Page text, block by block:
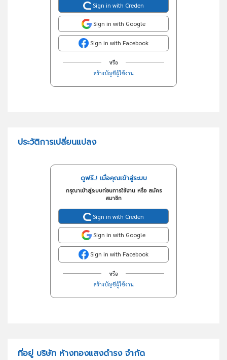
Sign in with Creden
Sign in with Google
Sign in with Facebook
หรือ
สร้างบัญชีผู้ใช้งาน
ประวัติการเปลี่ยนแปลง
ดูฟรี..! เมื่อคุณเข้าสู่ระบบ
กรุณาเข้าสู่ระบบก่อนการใช้งาน หรือ สมัคร
สมาชิก
Sign in with Creden
Sign in with Google
Sign in with Facebook
หรือ
สร้างบัญชีผู้ใช้งาน
ที่อยู่ บริษัท ห้างทองแสงดำรง จำกัด